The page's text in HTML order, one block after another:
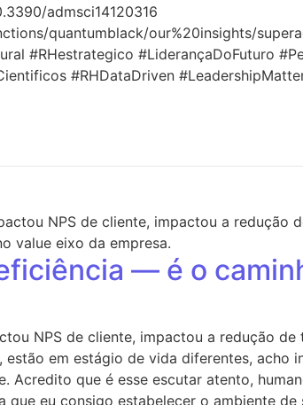
admsci14120316
quantumblack/our%20insights/
#RHestrategico #LiderançaDoFuturo
#RHDataDriven
— é o
NPS de cliente, impactou a redução
em estágio de vida diferentes,
Acredito que é esse escutar atento,
eu consigo estabelecer o ambiente